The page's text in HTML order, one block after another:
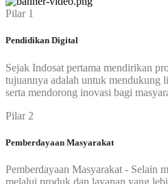
Pilar 1
Pendidikan Digital
Sejak Indosat pertama mendirikan
tujuannya adalah untuk mendukung
serta mendorong inovasi bagi
Pilar 2
Pemberdayaan Masyarakat
Pemberdayaan Masyarakat - Selain
melalui produk dan layanan yang